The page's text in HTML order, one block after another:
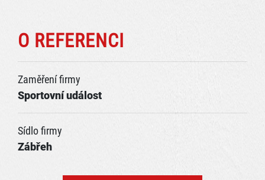
O REFERENCI
Zaměření firmy
Sportovní událost
Sídlo firmy
Zábřeh